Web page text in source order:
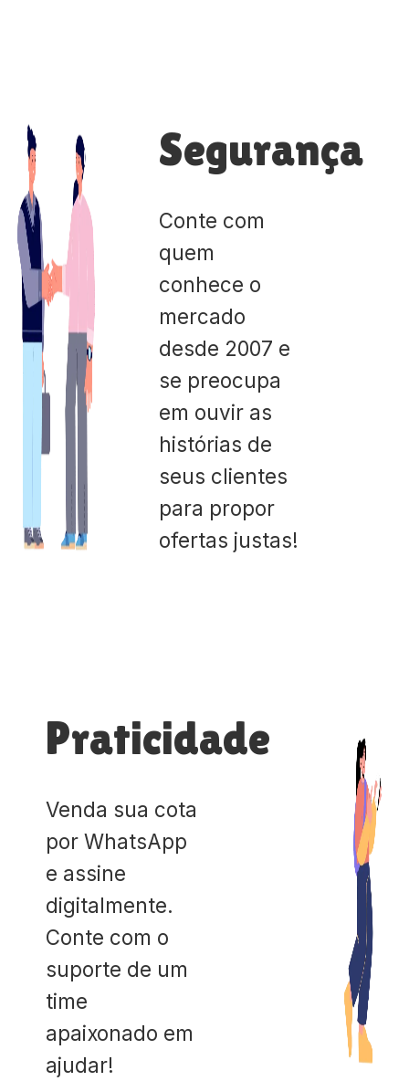
Segurança
Conte com
quem
conhece o
mercado
desde 2007 e
se preocupa
em ouvir as
histórias de
seus clientes
para propor
ofertas justas!
Praticidade
Venda sua cota
por WhatsApp
e assine
digitalmente.
Conte com o
suporte de um
time
apaixonado em
ajudar!